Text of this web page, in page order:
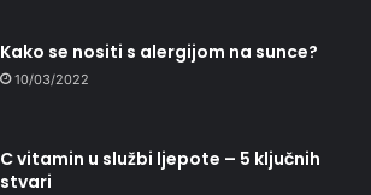
Kako se nositi s alergijom na sunce?
10/03/2022
C vitamin u službi ljepote – 5 ključnih
stvari